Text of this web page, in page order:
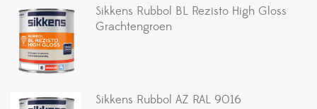
Sikkens Rubbol BL Rezisto High Gloss
Grachtengroen
Sikkens Rubbol AZ RAL 9016